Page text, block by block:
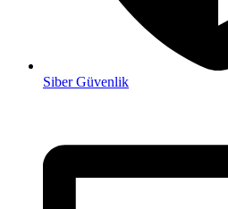
Siber Güvenlik